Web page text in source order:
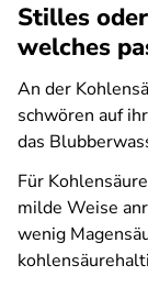
Stilles
welches
An der
schwören auf
das
Für
milde Weise
wenig